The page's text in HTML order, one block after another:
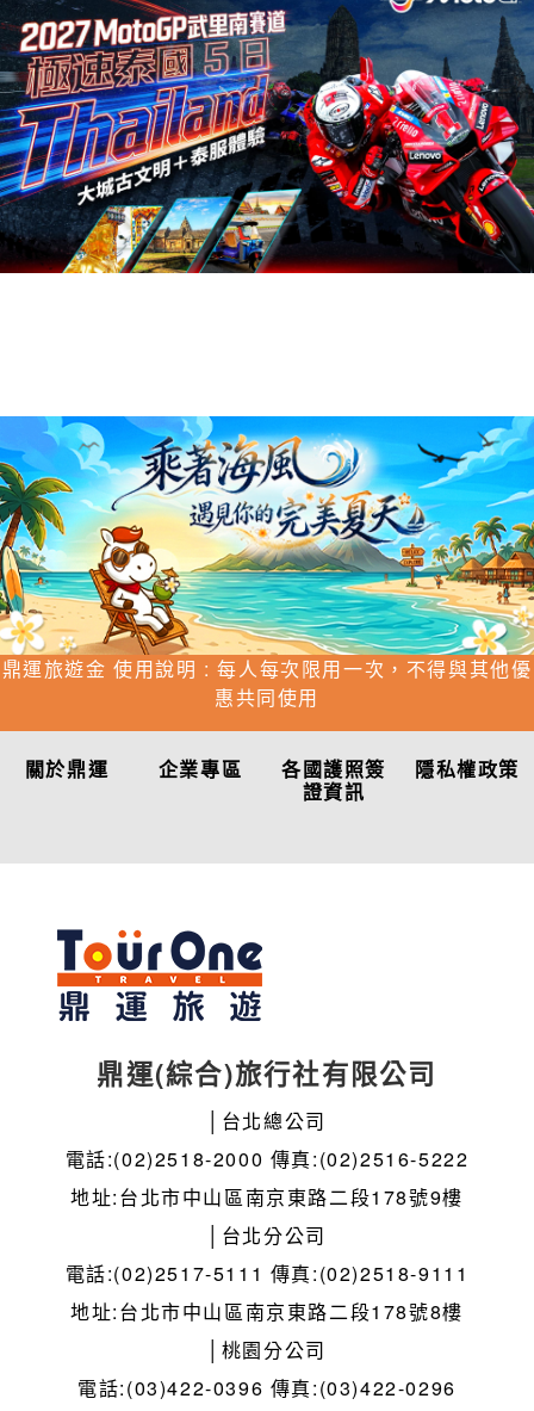
鼎運旅遊金 使用說明 : 每人每次限用一次，不得與其他優
惠共同使用
關於鼎運 企業專區
各國護照簽
證資訊
隱私權政策
鼎運(綜合)旅行社有限公司
│台北總公司
電話:(02)2518-2000 傳真:(02)2516-5222
地址:台北市中山區南京東路二段178號9樓
│台北分公司
電話:(02)2517-5111 傳真:(02)2518-9111
地址:台北市中山區南京東路二段178號8樓
│桃園分公司
電話:(03)422-0396 傳真:(03)422-0296